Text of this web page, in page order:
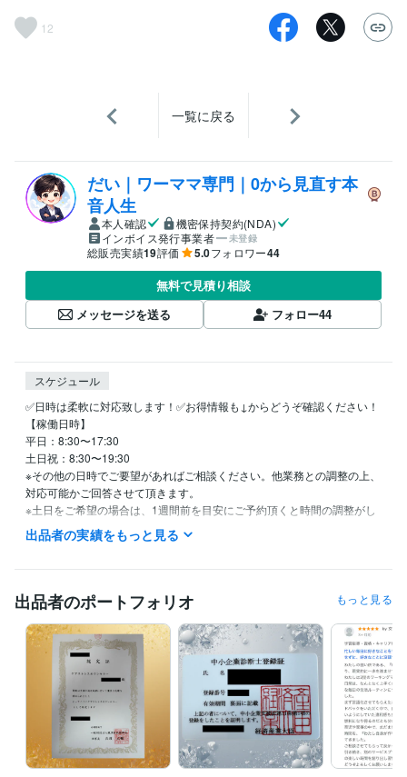
12
一覧に戻る
だい｜ワーママ専門｜0から見直す本
音人生
本人確認
機密保持契約(NDA)
インボイス発行事業者
未登録
総販売実績19評価 5.0フォロワー44
無料で見積り相談
メッセージを送る
フォロー44
スケジュール
✅日時は柔軟に対応致します！✅お得情報も↓からどうぞ確認ください！
【稼働日時】
平日：8:30〜17:30
土日祝：8:30〜19:30
※その他の日時でご要望があればご相談ください。他業務との調整の上、
対応可能かご回答させて頂きます。
※土日をご希望の場合は、1週間前を目安にご予約頂くと時間の調整がし
やすいです。
※当日をご希望の場合は、必ず購入前にメッセージで時間調整をお願いし
【おトク情報】
✅ココナラ未登録の方はお得に購入できます！
下記リンクから「新規登録+電話番号認証」するとココナラより✨1000
ポイント付与されます！
https://coconala.com/invite/DW15ZK
招待コード：DW15ZK
※招待コード経由で会員登録して頂き、電話番号認証を行うと、4営業日
以内に付与されます！
（時期により条件が変わることがありますので、予めご了承くださ
い。）
出品者の実績をもっと見る
出品者のポートフォリオ もっと見る